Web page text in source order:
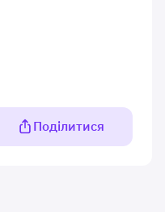
Поділитися